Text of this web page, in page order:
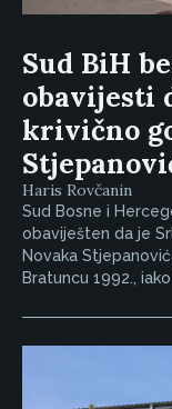
Sud BiH
obavijesti
krivično
Haris Rovčanin
Sud Bosne i
obaviješten da je
Novaka
Bratuncu 1992.,